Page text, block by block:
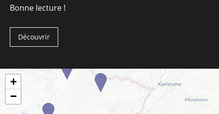
Bonne lecture !
Découvrir
+
−